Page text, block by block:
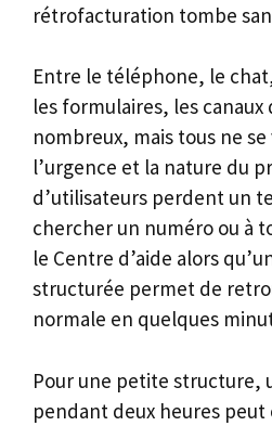
rétrofacturation tombe
Entre le téléphone, le
les formulaires, les
nombreux, mais tous ne
l’urgence et la nature du
d’utilisateurs perdent un
chercher un numéro ou à
le Centre d’aide alors
structurée permet de
normale en quelques
Pour une petite structure,
pendant deux heures